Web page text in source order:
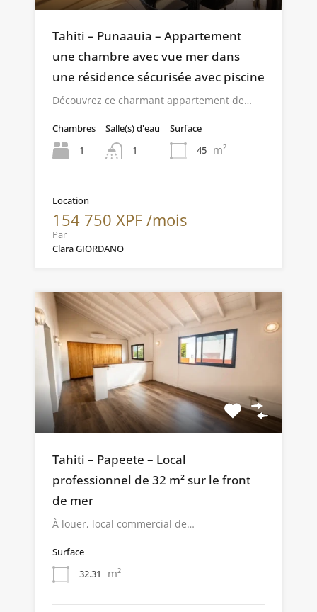
Tahiti – Punaauia – Appartement
une chambre avec vue mer dans
une résidence sécurisée avec piscine
Découvrez ce charmant appartement de…
Chambres
1
Salle(s) d'eau
1
Surface
45 m²
Location
154 750 XPF /mois
Par
Clara GIORDANO
Tahiti – Papeete – Local
professionnel de 32 m² sur le front
de mer
À louer, local commercial de…
Surface
32.31
m²